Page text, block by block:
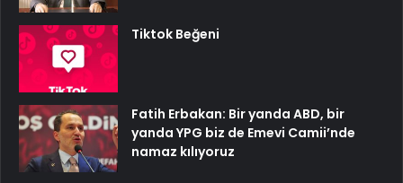
Tiktok Beğeni
Fatih Erbakan: Bir yanda ABD, bir
yanda YPG biz de Emevi Camii’nde
namaz kılıyoruz